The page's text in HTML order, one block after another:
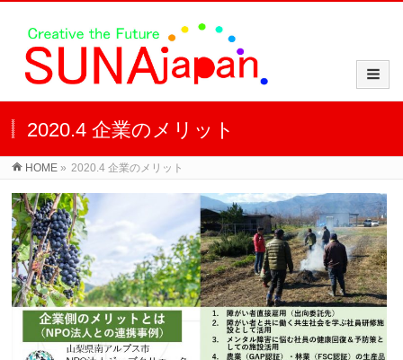
2020.4 企業のメリット
HOME » 2020.4 企業のメリット